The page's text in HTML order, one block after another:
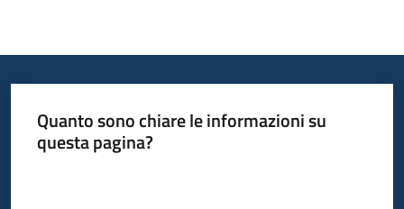
Quanto sono chiare le informazioni su
questa pagina?